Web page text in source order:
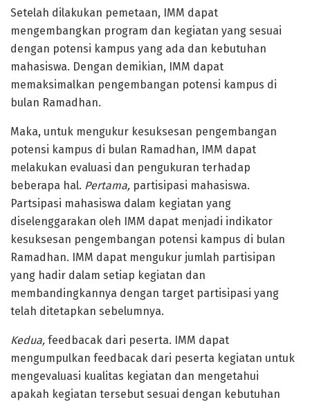
Setelah dilakukan pemetaan, IMM dapat
mengembangkan program dan kegiatan yang sesuai
dengan potensi kampus yang ada dan kebutuhan
mahasiswa. Dengan demikian, IMM dapat
memaksimalkan pengembangan potensi kampus di
bulan Ramadhan.
Maka, untuk mengukur kesuksesan pengembangan
potensi kampus di bulan Ramadhan, IMM dapat
melakukan evaluasi dan pengukuran terhadap
beberapa hal. Pertama, partisipasi mahasiswa.
Partsipasi mahasiswa dalam kegiatan yang
diselenggarakan oleh IMM dapat menjadi indikator
kesuksesan pengembangan potensi kampus di bulan
Ramadhan. IMM dapat mengukur jumlah partisipan
yang hadir dalam setiap kegiatan dan
membandingkannya dengan target partisipasi yang
telah ditetapkan sebelumnya.
Kedua, feedbacak dari peserta. IMM dapat
mengumpulkan feedbacak dari peserta kegiatan untuk
mengevaluasi kualitas kegiatan dan mengetahui
apakah kegiatan tersebut sesuai dengan kebutuhan